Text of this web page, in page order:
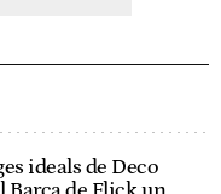
ideals de Deco